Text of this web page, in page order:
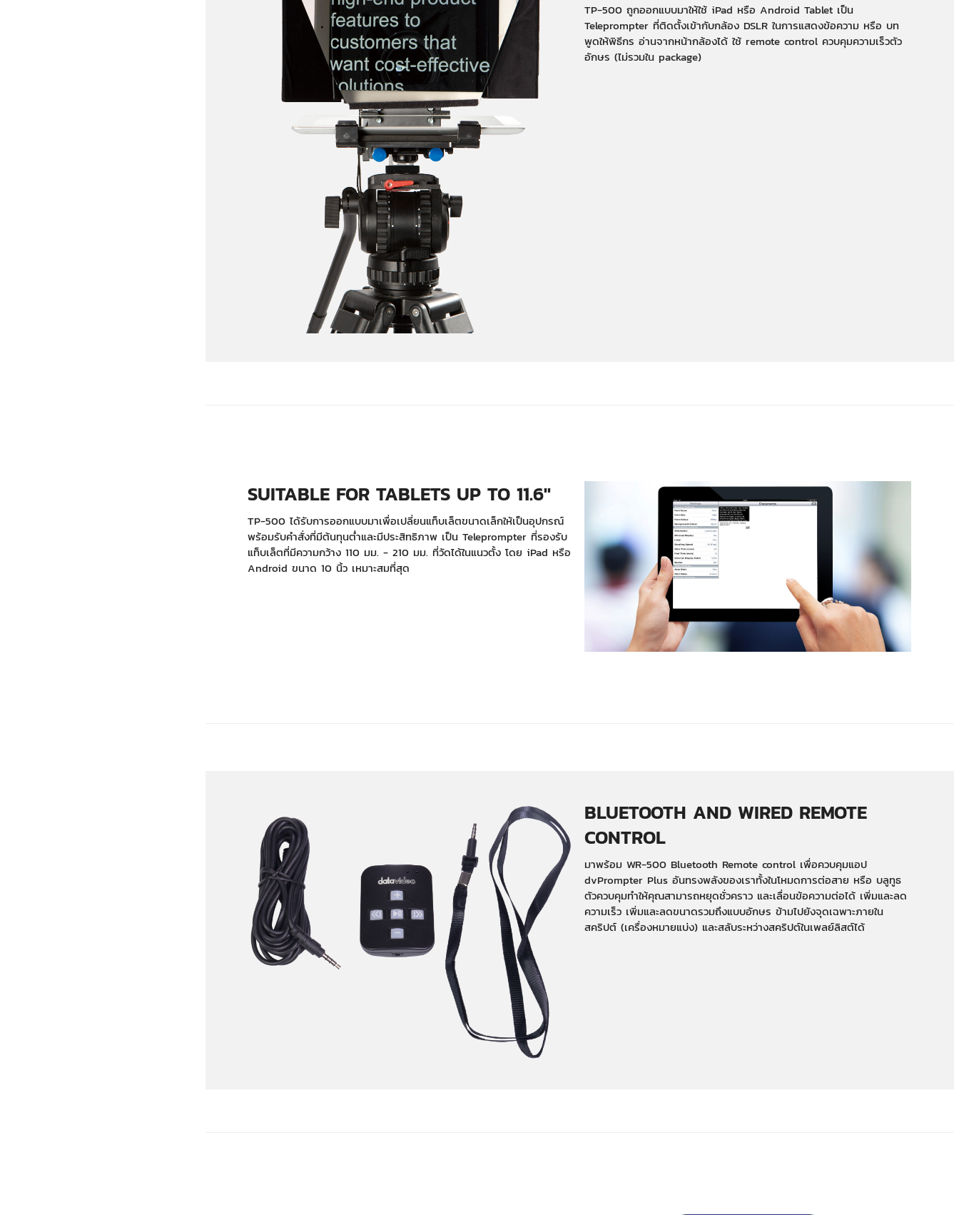
TP-500 ถูกออกแบบมาให้ใช้ iPad หรือ Android Tablet เป็น
Teleprompter ที่ติดตั้งเข้ากับกล้อง DSLR ในการแสดงข้อความ หรือ บท
พูดให้พิธีกร อ่านจากหน้ากล้องได้ ใช้ remote control ควบคุมความเร็วตัว
อักษร (ไม่รวมใน package)
SUITABLE FOR TABLETS UP TO 11.6''
TP-500 ได้รับการออกแบบมาเพื่อเปลี่ยนแท็บเล็ตขนาดเล็กให้เป็นอุปกรณ์
พร้อมรับคำสั่งที่มีต้นทุนต่ำและมีประสิทธิภาพ เป็น Teleprompter ที่รองรับ
แท็บเล็ตที่มีความกว้าง 110 มม. - 210 มม. ที่วัดได้ในแนวตั้ง โดย iPad หรือ
Android ขนาด 10 นิ้ว เหมาะสมที่สุด
BLUETOOTH AND WIRED REMOTE
CONTROL
มาพร้อม WR-500 Bluetooth Remote control เพื่อควบคุมแอป
dvPrompter Plus อันทรงพลังของเราทั้งในโหมดการต่อสาย หรือ บลูทูธ
ตัวควบคุมทำให้คุณสามารถหยุดชั่วคราว และเลื่อนข้อความต่อได้ เพิ่มและลด
ความเร็ว เพิ่มและลดขนาดรวมถึงแบบอักษร ข้ามไปยังจุดเฉพาะภายใน
สคริปต์ (เครื่องหมายแบ่ง) และสลับระหว่างสคริปต์ในเพลย์ลิสต์ได้